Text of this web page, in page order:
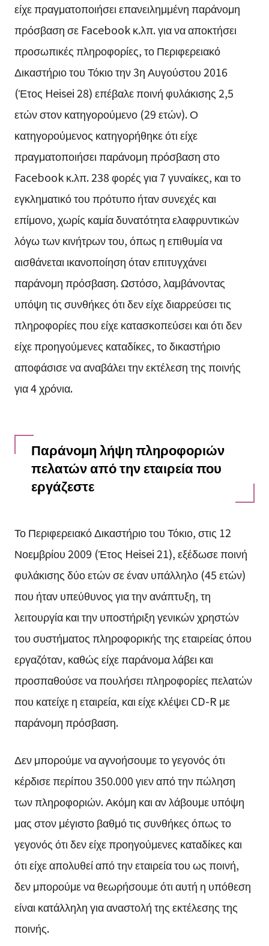
είχε πραγματοποιήσει επανειλημμένη παράνομη
πρόσβαση σε Facebook κ.λπ. για να αποκτήσει
προσωπικές πληροφορίες, το Περιφερειακό
Δικαστήριο του Τόκιο την 3η Αυγούστου 2016
(Έτος Heisei 28) επέβαλε ποινή φυλάκισης 2,5
ετών στον κατηγορούμενο (29 ετών). Ο
κατηγορούμενος κατηγορήθηκε ότι είχε
πραγματοποιήσει παράνομη πρόσβαση στο
Facebook κ.λπ. 238 φορές για 7 γυναίκες, και το
εγκληματικό του πρότυπο ήταν συνεχές και
επίμονο, χωρίς καμία δυνατότητα ελαφρυντικών
λόγω των κινήτρων του, όπως η επιθυμία να
αισθάνεται ικανοποίηση όταν επιτυγχάνει
παράνομη πρόσβαση. Ωστόσο, λαμβάνοντας
υπόψη τις συνθήκες ότι δεν είχε διαρρεύσει τις
πληροφορίες που είχε κατασκοπεύσει και ότι δεν
είχε προηγούμενες καταδίκες, το δικαστήριο
αποφάσισε να αναβάλει την εκτέλεση της ποινής
για 4 χρόνια.
Παράνομη λήψη πληροφοριών
πελατών από την εταιρεία που
εργάζεστε
Το Περιφερειακό Δικαστήριο του Τόκιο, στις 12
Νοεμβρίου 2009 (Έτος Heisei 21), εξέδωσε ποινή
φυλάκισης δύο ετών σε έναν υπάλληλο (45 ετών)
που ήταν υπεύθυνος για την ανάπτυξη, τη
λειτουργία και την υποστήριξη γενικών χρηστών
του συστήματος πληροφορικής της εταιρείας όπου
εργαζόταν, καθώς είχε παράνομα λάβει και
προσπαθούσε να πουλήσει πληροφορίες πελατών
που κατείχε η εταιρεία, και είχε κλέψει CD-R με
παράνομη πρόσβαση.
Δεν μπορούμε να αγνοήσουμε το γεγονός ότι
κέρδισε περίπου 350.000 γιεν από την πώληση
των πληροφοριών. Ακόμη και αν λάβουμε υπόψη
μας στον μέγιστο βαθμό τις συνθήκες όπως το
γεγονός ότι δεν είχε προηγούμενες καταδίκες και
ότι είχε απολυθεί από την εταιρεία του ως ποινή,
δεν μπορούμε να θεωρήσουμε ότι αυτή η υπόθεση
είναι κατάλληλη για αναστολή της εκτέλεσης της
ποινής.